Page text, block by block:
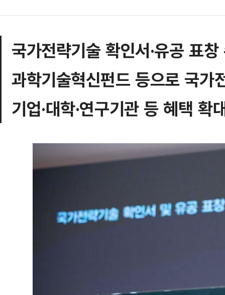
국가전략기술 확인서·유공 표
과학기술혁신펀드 등으로 국가
기업·대학·연구기관 등 혜택 확